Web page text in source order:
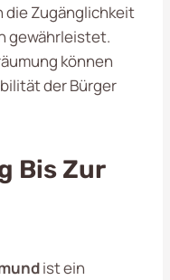
die Zugänglichkeit
gewährleistet.
können
der Bürger
Bis Zur
ist ein